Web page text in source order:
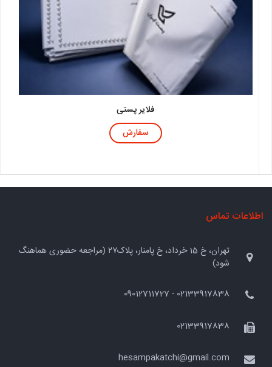
فلایر پستی
سفارش
اطلاعات تماس
تهران، خ 15 خرداد، خ پامنار، پلاک۲۷ (مراجعه حضوری هماهنگ
شود)
02133917838 - 09012711727
02133917838
hesampakatchi@gmail.com